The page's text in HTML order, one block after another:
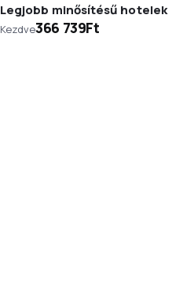
Legjobb minősítésű hotelek
Kezdve366 739Ft